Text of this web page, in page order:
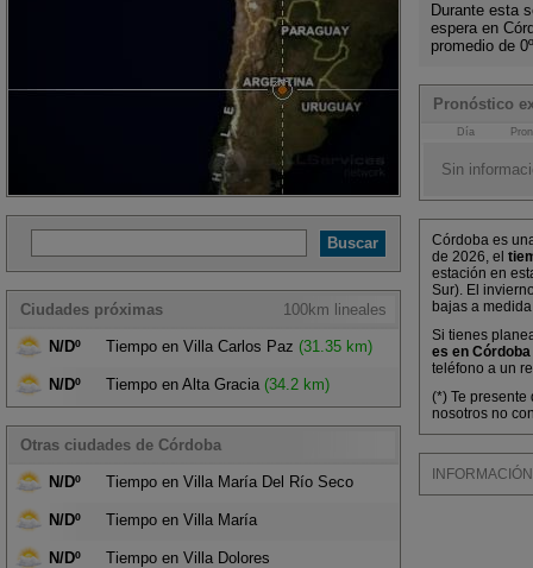
100km lineales
Ciudades próximas
N/Dº Tiempo en Villa Carlos Paz (31.35 km)
N/Dº Tiempo en Alta Gracia (34.2 km)
Otras ciudades de Córdoba
N/Dº Tiempo en Villa María Del Río Seco
N/Dº Tiempo en Villa María
N/Dº Tiempo en Villa Dolores
Durante esta
espera en
promedio de
Pronóstico
Día
Sin
Córdoba es
de 2026, el
estación en
Sur). El
bajas a
Si tienes
es en
teléfono a un
(*) Te
nosotros no